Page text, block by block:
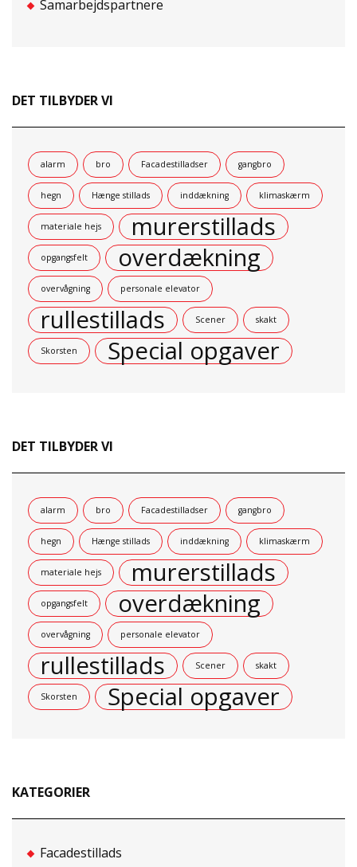
Samarbejdspartnere
DET TILBYDER VI
alarm bro Facadestilladser gangbro
hegn Hænge stillads inddækning klimaskærm
materiale hejs murerstillads
opgangsfelt overdækning
overvågning personale elevator
rullestillads Scener skakt
Skorsten Special opgaver
DET TILBYDER VI
alarm bro Facadestilladser gangbro
hegn Hænge stillads inddækning klimaskærm
materiale hejs murerstillads
opgangsfelt overdækning
overvågning personale elevator
rullestillads Scener skakt
Skorsten Special opgaver
KATEGORIER
Facadestillads